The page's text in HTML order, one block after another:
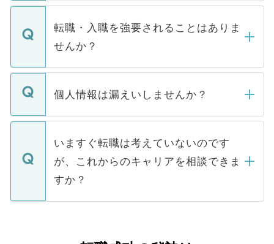
ます。通常、5営業日以内にはご連絡をせて
いただきますので、しばらくお待ちくださ
マイナビDOCTORで取り扱っている求人の
うち約3割は、Webサイトからご覧いただ
けない「非公開求人」です。非公開求人は
下記の理由によって、一般には公開してい
ません。
■応募殺到を避けるため 人気のある医療機
関を公にしてしまうと、応募が殺到する場
に、医療機関が求める条件に合った人材の
みを人材紹介会社に依頼するケースが増え
ています。
転職・入職を強要されることはありま
せんか？
転職・入職を強要することは一切ありませ
ん。また、仮に応募先から内定をいただい
定を承諾する必要はありません。内定先へ
の辞退の連絡はキャリアパートナーが行い
個人情報は漏えいしませんか？
個人情報が漏えいすることはありませんの
で、ご安心ください。当サイトからの登録
などで収集したご登録者様の個人情報は、
ご本人のキャリアアップおよび転職活動の
支援を目的に使用いたします。お預かりし
ているすべての個人データはご本人の許可
いますぐ転職は考えていないのです
が、これからのキャリアを相談できま
すか？
かがいして、現在の医療機関の状況や紹介